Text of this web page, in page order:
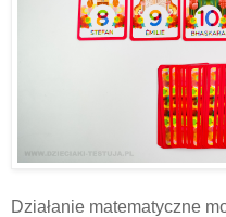
Działanie matematyczne